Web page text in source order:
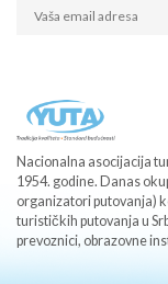
Nacionalna asocijacija
1954. godine. Danas
organizatori putovanja)
turističkih putovanja u
prevoznici, obrazovne